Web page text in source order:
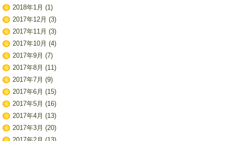
2018年1月 (1)
2017年12月 (3)
2017年11月 (3)
2017年10月 (4)
2017年9月 (7)
2017年8月 (11)
2017年7月 (9)
2017年6月 (15)
2017年5月 (16)
2017年4月 (13)
2017年3月 (20)